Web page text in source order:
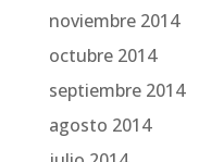
noviembre 2014
octubre 2014
septiembre 2014
agosto 2014